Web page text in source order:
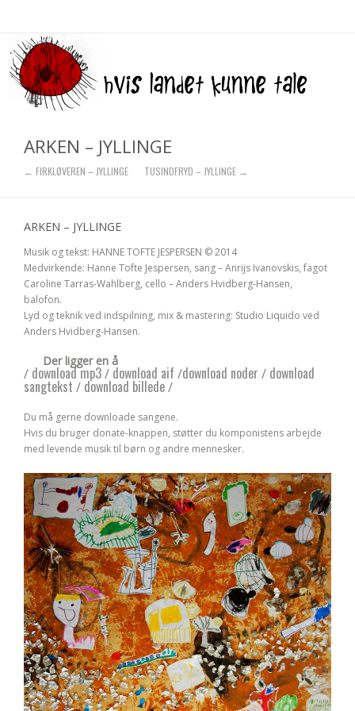
ARKEN – JYLLINGE
← FIRKLØVEREN – JYLLINGE TUSINDFRYD – JYLLINGE →
ARKEN – JYLLINGE
Musik og tekst: HANNE TOFTE JESPERSEN © 2014
Medvirkende: Hanne Tofte Jespersen, sang – Anrijs Ivanovskis, fagot
Caroline Tarras-Wahlberg, cello – Anders Hvidberg-Hansen,
balofon.
Lyd og teknik ved indspilning, mix & mastering: Studio Liquido ved
Anders Hvidberg-Hansen.
Der ligger en å
/ download mp3/ download aif /download noder / download
sangtekst / download billede/
Du må gerne downloade sangene.
Hvis du bruger donate-knappen, støtter du komponistens arbejde
med levende musik til børn og andre mennesker.